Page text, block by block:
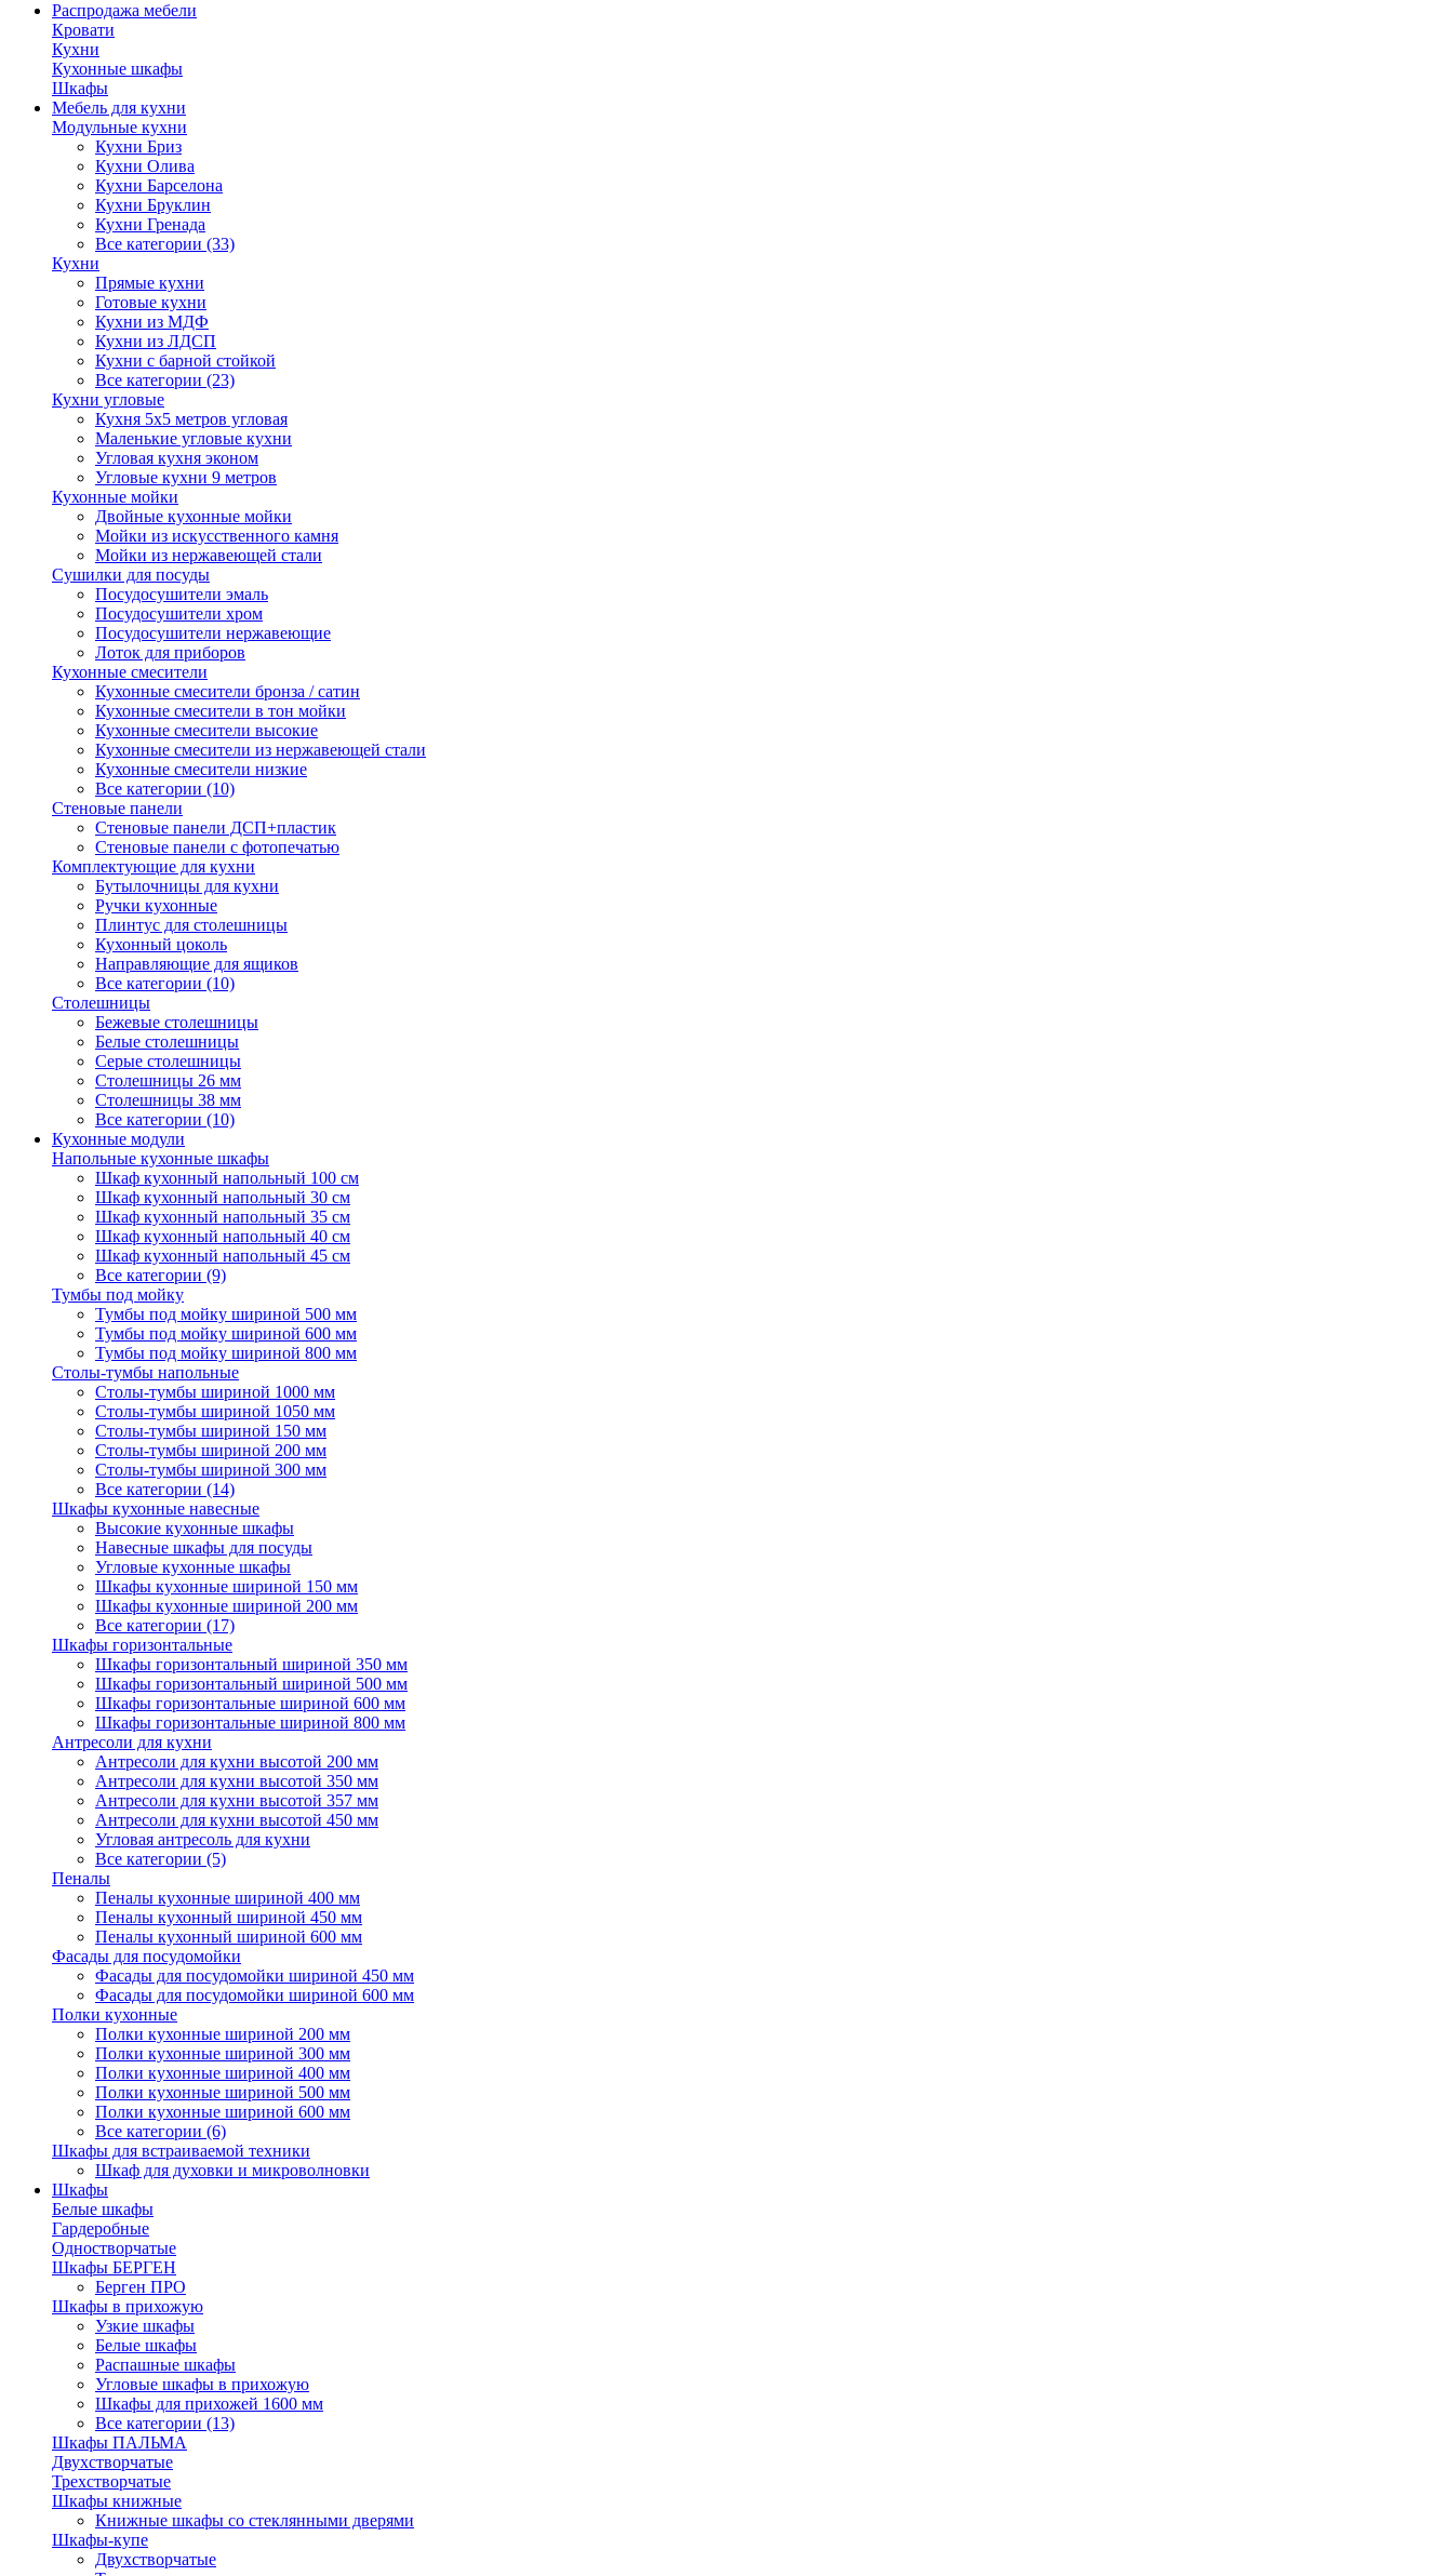
Распродажа мебели
Кровати
Кухни
Кухонные шкафы
Шкафы
Мебель для кухни
Модульные кухни
Кухни Бриз
Кухни Олива
Кухни Барселона
Кухни Бруклин
Кухни Гренада
Все категории (33)
Кухни
Прямые кухни
Готовые кухни
Кухни из МДФ
Кухни из ЛДСП
Кухни с барной стойкой
Все категории (23)
Кухни угловые
Кухня 5х5 метров угловая
Маленькие угловые кухни
Угловая кухня эконом
Угловые кухни 9 метров
Кухонные мойки
Двойные кухонные мойки
Мойки из искусственного камня
Мойки из нержавеющей стали
Сушилки для посуды
Посудосушители эмаль
Посудосушители хром
Посудосушители нержавеющие
Лоток для приборов
Кухонные смесители
Кухонные смесители бронза / сатин
Кухонные смесители в тон мойки
Кухонные смесители высокие
Кухонные смесители из нержавеющей стали
Кухонные смесители низкие
Все категории (10)
Стеновые панели
Стеновые панели ДСП+пластик
Стеновые панели с фотопечатью
Комплектующие для кухни
Бутылочницы для кухни
Ручки кухонные
Плинтус для столешницы
Кухонный цоколь
Направляющие для ящиков
Все категории (10)
Столешницы
Бежевые столешницы
Белые столешницы
Серые столешницы
Столешницы 26 мм
Столешницы 38 мм
Все категории (10)
Кухонные модули
Напольные кухонные шкафы
Шкаф кухонный напольный 100 см
Шкаф кухонный напольный 30 см
Шкаф кухонный напольный 35 см
Шкаф кухонный напольный 40 см
Шкаф кухонный напольный 45 см
Все категории (9)
Тумбы под мойку
Тумбы под мойку шириной 500 мм
Тумбы под мойку шириной 600 мм
Тумбы под мойку шириной 800 мм
Столы-тумбы напольные
Столы-тумбы шириной 1000 мм
Столы-тумбы шириной 1050 мм
Столы-тумбы шириной 150 мм
Столы-тумбы шириной 200 мм
Столы-тумбы шириной 300 мм
Все категории (14)
Шкафы кухонные навесные
Высокие кухонные шкафы
Навесные шкафы для посуды
Угловые кухонные шкафы
Шкафы кухонные шириной 150 мм
Шкафы кухонные шириной 200 мм
Все категории (17)
Шкафы горизонтальные
Шкафы горизонтальный шириной 350 мм
Шкафы горизонтальный шириной 500 мм
Шкафы горизонтальные шириной 600 мм
Шкафы горизонтальные шириной 800 мм
Антресоли для кухни
Антресоли для кухни высотой 200 мм
Антресоли для кухни высотой 350 мм
Антресоли для кухни высотой 357 мм
Антресоли для кухни высотой 450 мм
Угловая антресоль для кухни
Все категории (5)
Пеналы
Пеналы кухонные шириной 400 мм
Пеналы кухонный шириной 450 мм
Пеналы кухонный шириной 600 мм
Фасады для посудомойки
Фасады для посудомойки шириной 450 мм
Фасады для посудомойки шириной 600 мм
Полки кухонные
Полки кухонные шириной 200 мм
Полки кухонные шириной 300 мм
Полки кухонные шириной 400 мм
Полки кухонные шириной 500 мм
Полки кухонные шириной 600 мм
Все категории (6)
Шкафы для встраиваемой техники
Шкаф для духовки и микроволновки
Шкафы
Белые шкафы
Гардеробные
Одностворчатые
Шкафы БЕРГЕН
Берген ПРО
Шкафы в прихожую
Узкие шкафы
Белые шкафы
Распашные шкафы
Угловые шкафы в прихожую
Шкафы для прихожей 1600 мм
Все категории (13)
Шкафы ПАЛЬМА
Двухстворчатые
Трехстворчатые
Шкафы книжные
Книжные шкафы со стеклянными дверями
Шкафы-купе
Двухстворчатые